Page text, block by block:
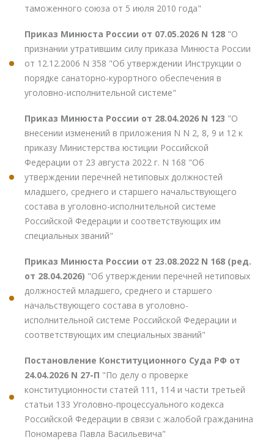
таможенного союза от 5 июля 2010 года"
Приказ Минюста России от 07.05.2026 N 128 "О
признании утратившим силу приказа Минюста России
от 12.12.2006 N 358 "Об утверждении Инструкции о
порядке санаторно-курортного обеспечения в
уголовно-исполнительной системе"
Приказ Минюста России от 28.04.2026 N 123 "О
внесении изменений в приложения N N 2, 8, 9 и 12 к
приказу Министерства юстиции Российской
Федерации от 23 августа 2022 г. N 168 "Об
утверждении перечней нетиповых должностей
младшего, среднего и старшего начальствующего
состава в уголовно-исполнительной системе
Российской Федерации и соответствующих им
специальных званий"
Приказ Минюста России от 23.08.2022 N 168 (ред.
от 28.04.2026) "Об утверждении перечней нетиповых
должностей младшего, среднего и старшего
начальствующего состава в уголовно-
исполнительной системе Российской Федерации и
соответствующих им специальных званий"
Постановление Конституционного Суда РФ от
24.04.2026 N 27-П "По делу о проверке
конституционности статей 111, 114 и части третьей
статьи 133 Уголовно-процессуального кодекса
Российской Федерации в связи с жалобой гражданина
Пономарева Павла Васильевича"